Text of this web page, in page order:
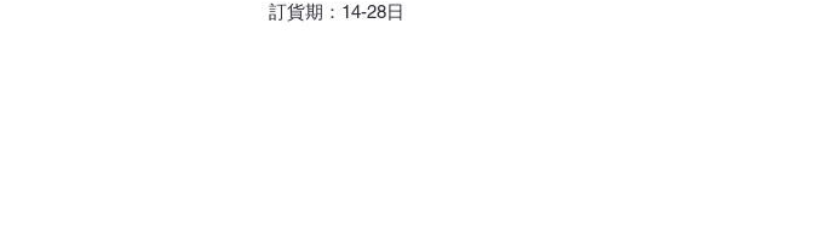
訂貨期：14-28日